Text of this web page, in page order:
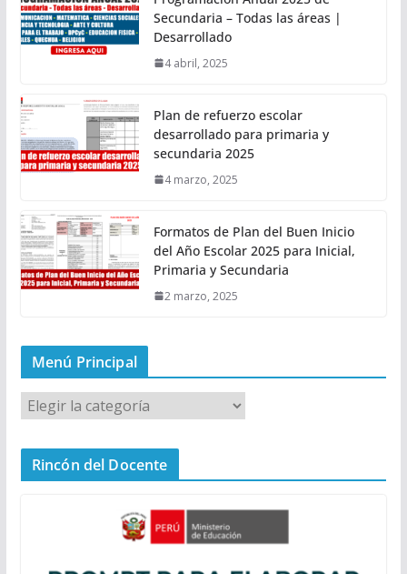
Secundaria – Todas las áreas |
Desarrollado
4 abril, 2025
Plan de refuerzo escolar
desarrollado para primaria y
secundaria 2025
4 marzo, 2025
Formatos de Plan del Buen Inicio
del Año Escolar 2025 para Inicial,
Primaria y Secundaria
2 marzo, 2025
Menú Principal
M
e
n
Rincón del Docente